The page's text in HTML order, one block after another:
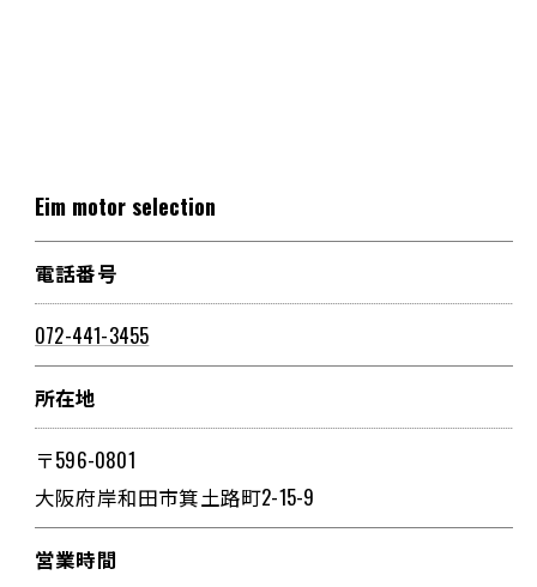
Eim motor selection
電話番号
072-441-3455
所在地
〒596-0801
大阪府岸和田市箕土路町2-15-9
営業時間